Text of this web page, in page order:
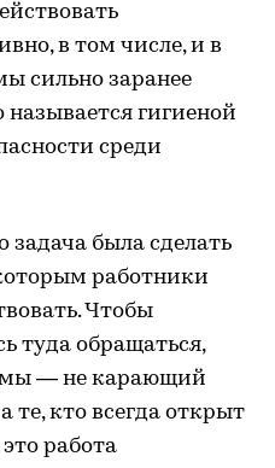
в том числе, и в
сильно заранее
называется гигиеной
среди
задача была сделать
работники
Чтобы
туда обращаться,
мы — не карающий
кто всегда открыт
работа